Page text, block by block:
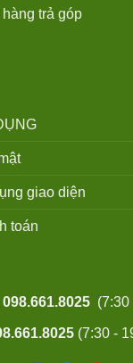
trả góp
giao diện
toán
098.661.8025(7:30
(7:30 -